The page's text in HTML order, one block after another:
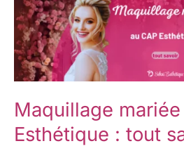
Maquillage mariée
Esthétique : tout
mariée
au
CAP
Esthétique
tout
savoir